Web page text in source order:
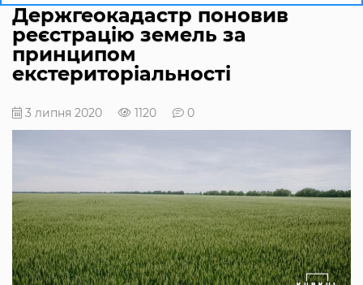
Держгеокадастр поновив
реєстрацію земель за
принципом
екстериторіальності
3 липня 2020 1120 0